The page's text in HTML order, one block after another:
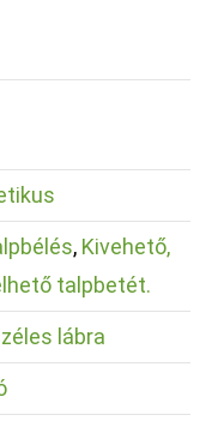
, Kivehető,
talpbetét.
lábra